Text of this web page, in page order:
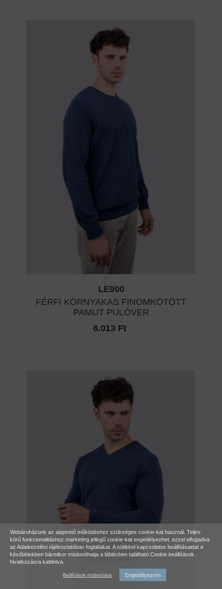
Webáruházunk az alapvető működéshez szükséges cookie-kat használ. Teljes
körű funkcionalitáshoz marketing jellegű cookie-kat engedélyezhet, ezzel elfogadva
az Adatkezelési tájékoztatóban foglaltakat. A sütikkel kapcsolatos beállításaidat a
későbbiekben bármikor módosíthatja a láblécben található Cookie beállítások
hivatkozásra kattintva.
Beállítások módosítása Engedélyezem
LE900
FÉRFI KÖRNYAKAS FINOMKÖTÖTT
PAMUT PULÓVER
6.013 Ft